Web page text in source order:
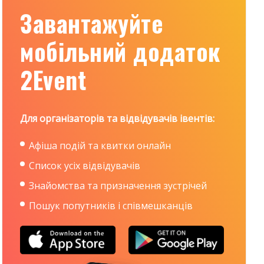
Завантажуйте
мобільний додаток
2Event
Для організаторів та відвідувачів івентів:
Афіша подій та квитки онлайн
Список усіх відвідувачів
Знайомства та призначення зустрічей
Пошук попутників і співмешканців